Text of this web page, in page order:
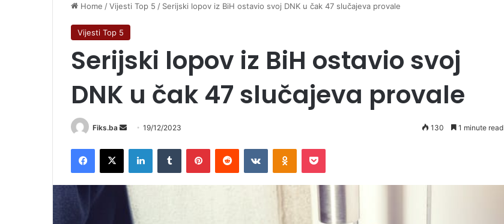
Home /Vijesti Top 5 / Serijski lopov iz BiH ostavio svoj DNK u čak 47 slučajeva provale
Vijesti Top 5
Serijski lopov iz BiH ostavio svoj
DNK u čak 47 slučajeva provale
Fiks.ba
Send
email
19/12/2023 130 1 minute read
Facebook
X LinkedInTumblr PinterestReddit VKontakteOdnoklassniki
Pocket